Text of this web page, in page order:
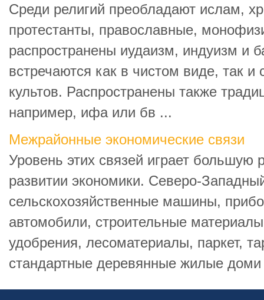
Среди религий преобладают ислам,
протестанты, православные,
распространены иудаизм, индуизм и
встречаются как в чистом виде, так
культов. Распространены также
например, ифа или бв ...
Межрайонные экономические связи
Уровень этих связей играет большую
развитии экономики. Северо-
сельскохозяйственные машины,
автомобили, строительные
удобрения, лесоматериалы, паркет,
стандартные деревянные жилые